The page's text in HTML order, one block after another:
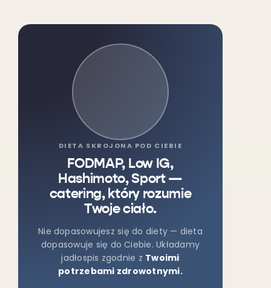
DIETA SKROJONA POD CIEBIE
FODMAP, Low IG,
Hashimoto, Sport —
catering, który rozumie
Twoje ciało.
Nie dopasowujesz się do diety — dieta
dopasowuje się do Ciebie. Układamy
jadłospis zgodnie z Twoimi
potrzebami zdrowotnymi.